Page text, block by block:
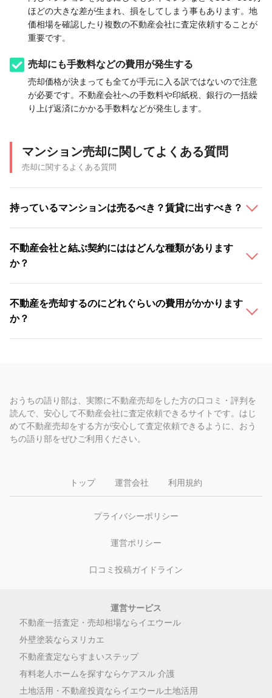
ほどの大きな差が生まれ、損をしてしまう事もあります。地
価相場を確認したり複数の不動産会社に査定依頼することが
重要です。
売却にも手数料などの費用が発生する
売却価格が決まっても全てが手元に入る訳ではないので注意
が必要です。不動産会社への手数料や印紙税、銀行の一括繰
り上げ返済にかかる手数料などが発生します。
マンション売却に関してよくある質問
売却に関するよくある質問
持っているマンションは売るべき？賃貸に出すべき？
不動産会社と結ぶ契約にははどんな種類があります
か？
不動産を売却するのにどれぐらいの費用がかかります
か？
おうちの語り部は、実際に不動産売却をした方の口コミ・評判を
読んで、安心して不動産会社に査定依頼できるサイトです。はじ
めて不動産売却をする方が安心して査定依頼できるように、おう
ちの語り部をぜひご利用ください。
トップ 運営会社 利用規約
プライバシーポリシー
運営ポリシー
口コミ投稿ガイドライン
運営サービス
不動産一括査定・売却相場ならイエウール
外壁塗装ならヌリカエ
不動産査定ならすまいステップ
有料老人ホームを探すならケアスル 介護
土地活用・不動産投資ならイエウール土地活用